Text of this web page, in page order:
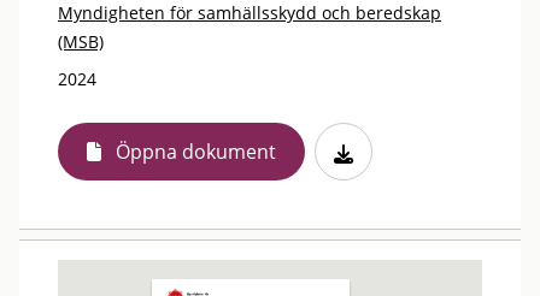
Myndigheten för samhällsskydd och beredskap
(MSB)
2024
Öppna dokument